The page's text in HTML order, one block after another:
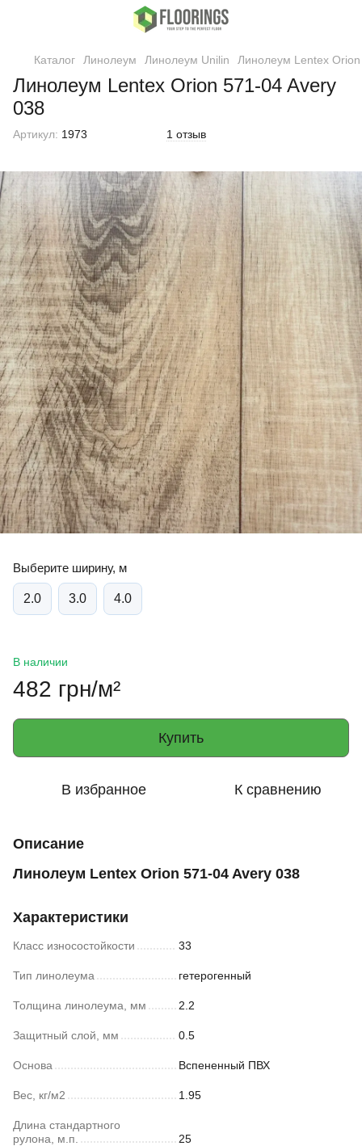
Каталог Линолеум Линолеум Unilin Линолеум Lentex
Линолеум Lentex Orion 571-04 Avery
038
Артикул: 1973 1 отзыв
Выберите ширину, м
2.0 3.0 4.0
В наличии
482 грн/м²
Купить
В избранное К сравнению
Описание
Линолеум Lentex Orion 571-04 Avery 038
Характеристики
Класс износостойкости 33
Тип линолеума гетерогенный
Толщина линолеума, мм 2.2
Защитный слой, мм 0.5
Основа Вспененный ПВХ
Вес, кг/м2 1.95
Длина стандартного
рулона, м.п.
25